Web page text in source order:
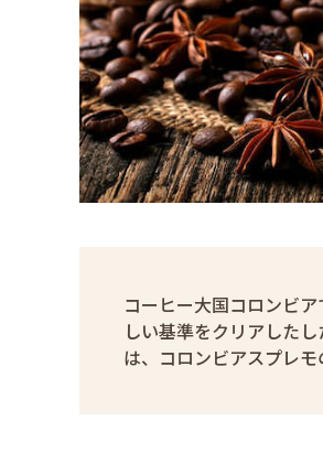
コーヒー大国コロンビ
しい基準をクリアした
は、コロンビアスプレモ